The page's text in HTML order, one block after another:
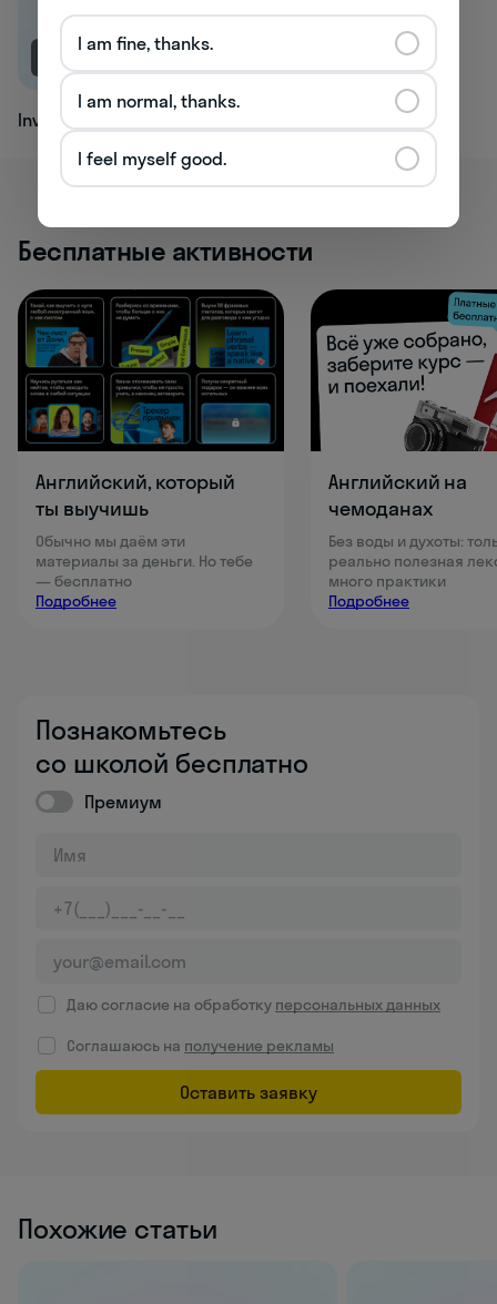
NEW
Invalorous
Бесплатные активности
Английский, который
ты выучишь
Обычно мы даём эти
материалы за деньги. Но тебе
— бесплатно
Подробнее
Английский на
чемоданах
Без воды и духоты:
реально полезная
много практики
Подробнее
Познакомьтесь
со школой бесплатно
Премиум
Даю согласие на обработку персональных данных
Соглашаюсь на получение рекламы
Оставить заявку
Похожие статьи
I am fine, thanks.
I am normal, thanks.
I feel myself good.